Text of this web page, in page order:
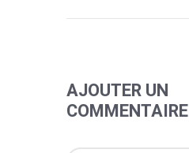
AJOUTER UN
COMMENTAIRE